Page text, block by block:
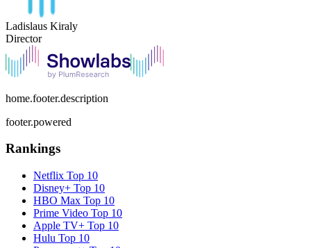
Ladislaus Kiraly
Director
home.footer.description
footer.powered
Rankings
Netflix Top 10
Disney+ Top 10
HBO Max Top 10
Prime Video Top 10
Apple TV+ Top 10
Hulu Top 10